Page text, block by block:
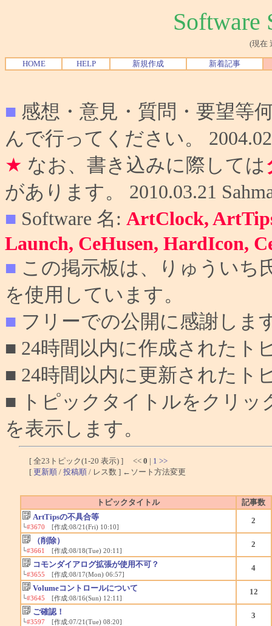
Software
(現在
HOME HELP 新規作成 新着記事
■ 感想・意見・質問・要望等
んで行ってください。
★ なお、書き込みに際しては
があります。 2010.03.21
■ Software 名: ArtClock,
Launch, CeHusen, HardIcon,
■ この掲示板は、りゅういち
を使用しています。
■ フリーでの公開に感謝しま
■ 24時間以内に作成されたト
■ 24時間以内に更新されたト
■ トピックタイトルをクリッ
を表示します。
[ 全23トピック(1-20 表示) ] << 0 | 1 >>
[ 更新順 / 投稿順 / レス数 ] ←ソート方法変更
トピックタイトル
記事数
ArtTipsの不具合等
└#3670 [作成:08/21(Fri) 10:10]
2
（削除）
└#3661 [作成:08/18(Tue) 20:11]
2
コモンダイアログ拡張が使用不可？
└#3655 [作成:08/17(Mon) 06:57]
4
Volumeコントロールについて
└#3645 [作成:08/16(Sun) 12:11]
12
ご確認！
└#3597[作成:07/21(Tue) 08:20]
3